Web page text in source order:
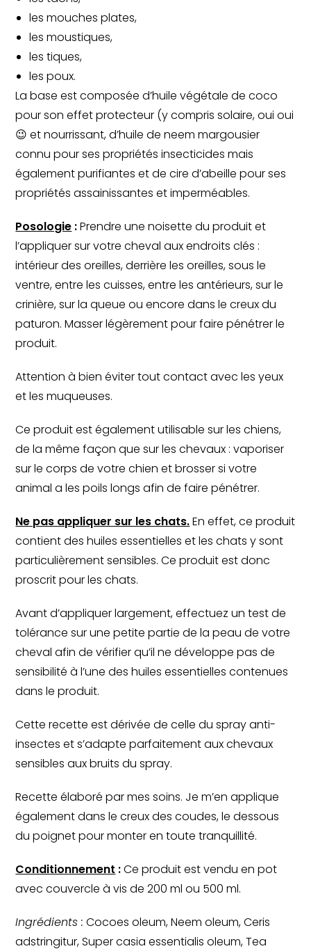
les mouches plates,
les moustiques,
les tiques,
les poux.
La base est composée d’huile végétale de coco
pour son effet protecteur (y compris solaire, oui oui
😉 et nourrissant, d’huile de neem margousier
connu pour ses propriétés insecticides mais
également purifiantes et de cire d’abeille pour ses
propriétés assainissantes et imperméables.
Posologie :Prendre une noisette du produit et
l’appliquer sur votre cheval aux endroits clés :
intérieur des oreilles, derrière les oreilles, sous le
ventre, entre les cuisses, entre les antérieurs, sur le
crinière, sur la queue ou encore dans le creux du
paturon. Masser légèrement pour faire pénétrer le
produit.
Attention à bien éviter tout contact avec les yeux
et les muqueuses.
Ce produit est également utilisable sur les chiens,
de la même façon que sur les chevaux : vaporiser
sur le corps de votre chien et brosser si votre
animal a les poils longs afin de faire pénétrer.
Ne pas appliquer sur les chats.En effet, ce produit
contient des huiles essentielles et les chats y sont
particulièrement sensibles. Ce produit est donc
proscrit pour les chats.
Avant d’appliquer largement, effectuez un test de
tolérance sur une petite partie de la peau de votre
cheval afin de vérifier qu’il ne développe pas de
sensibilité à l’une des huiles essentielles contenues
dans le produit.
Cette recette est dérivée de celle du spray anti-
insectes et s’adapte parfaitement aux chevaux
sensibles aux bruits du spray.
Recette élaboré par mes soins. Je m’en applique
également dans le creux des coudes, le dessous
du poignet pour monter en toute tranquillité.
Conditionnement :Ce produit est vendu en pot
avec couvercle à vis de 200 ml ou 500 ml.
Ingrédients : Cocoes oleum, Neem oleum, Ceris
adstringitur, Super casia essentialis oleum, Tea